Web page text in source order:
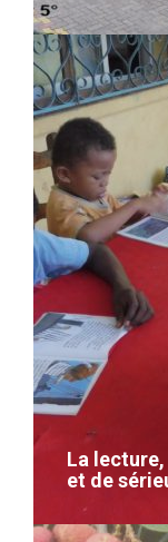
Cour
VOIR
La
et de